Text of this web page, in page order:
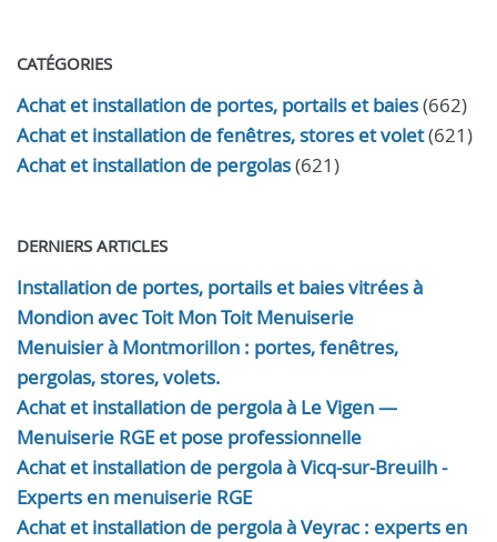
CATÉGORIES
Achat et installation de portes, portails et baies(662)
Achat et installation de fenêtres, stores et volet(621)
Achat et installation de pergolas(621)
DERNIERS ARTICLES
Installation de portes, portails et baies vitrées à
Mondion avec Toit Mon Toit Menuiserie
Menuisier à Montmorillon : portes, fenêtres,
pergolas, stores, volets.
Achat et installation de pergola à Le Vigen —
Menuiserie RGE et pose professionnelle
Achat et installation de pergola à Vicq-sur-Breuilh -
Experts en menuiserie RGE
Achat et installation de pergola à Veyrac : experts en